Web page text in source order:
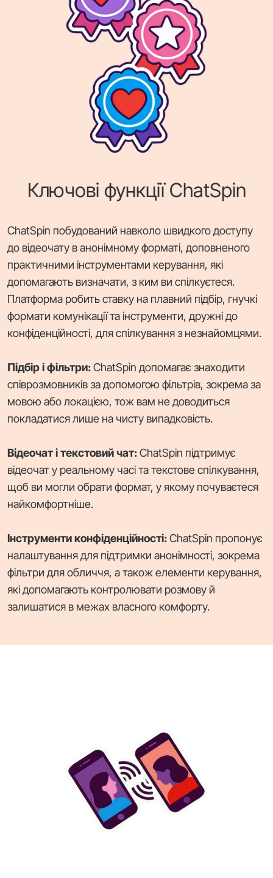
Ключові функції ChatSpin
ChatSpin побудований навколо швидкого доступу
до відеочату в анонімному форматі, доповненого
практичними інструментами керування, які
допомагають визначати, з ким ви спілкуєтеся.
Платформа робить ставку на плавний підбір, гнучкі
формати комунікації та інструменти, дружні до
конфіденційності, для спілкування з незнайомцями.
Підбір і фільтри:ChatSpin допомагає знаходити
співрозмовників за допомогою фільтрів, зокрема за
мовою або локацією, тож вам не доводиться
покладатися лише на чисту випадковість.
Відеочат і текстовий чат:ChatSpin підтримує
відеочат у реальному часі та текстове спілкування,
щоб ви могли обрати формат, у якому почуваєтеся
найкомфортніше.
Інструменти конфіденційності:ChatSpin пропонує
налаштування для підтримки анонімності, зокрема
фільтри для обличчя, а також елементи керування,
які допомагають контролювати розмову й
залишатися в межах власного комфорту.